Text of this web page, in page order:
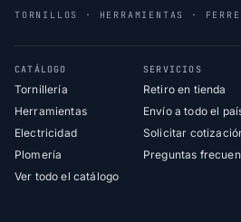
TORNILLOS · HERRAMIENTAS ·
CATÁLOGO
Tornillería
Herramientas
Electricidad
Plomería
Ver todo el catálogo
SERVICIOS
Retiro en tienda
Envío a todo el
Solicitar
Preguntas